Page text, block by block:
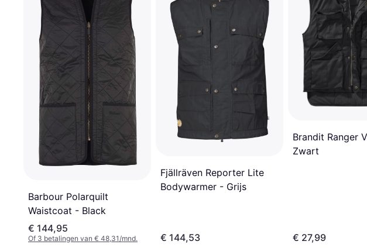
Barbour Polarquilt
Waistcoat - Black
€ 144,95
Of 3 betalingen van € 48,31/mnd.
Fjällräven Reporter Lite
Bodywarmer - Grijs
€ 144,53
Brandit Ranger
Zwart
€ 27,99